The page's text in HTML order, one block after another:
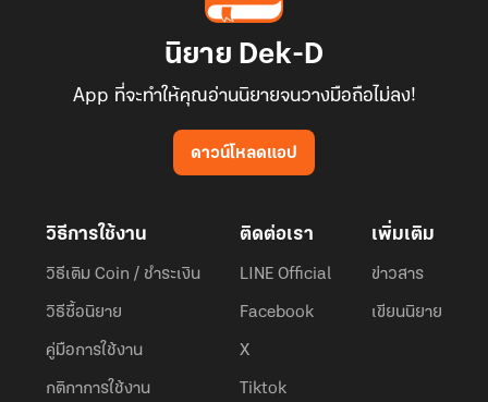
นิยาย Dek-D
App ที่จะทำให้คุณอ่านนิยายจนวางมือถือไม่ลง!
ดาวน์โหลดแอป
วิธีการใช้งาน
วิธีเติม Coin / ชำระเงิน
วิธีซื้อนิยาย
คู่มือการใช้งาน
กติกาการใช้งาน
ติดต่อเรา
LINE Official
Facebook
X
Tiktok
เพิ่มเติม
ข่าวสาร
เขียนนิยาย